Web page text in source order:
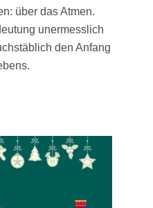
über das Atmen.
unermesslich
den Anfang